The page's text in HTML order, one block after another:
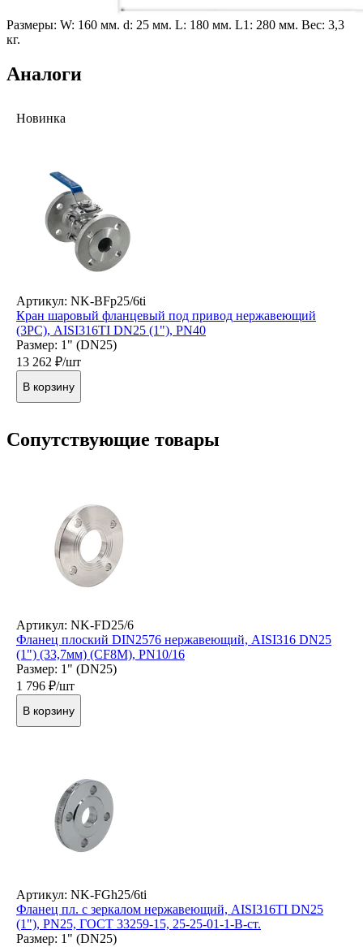
Размеры: W: 160 мм. d: 25 мм. L: 180 мм. L1: 280 мм. Вес: 3,3
кг.
Аналоги
Новинка
Артикул: NK-BFp25/6ti
Кран шаровый фланцевый под привод нержавеющий
(3PC), AISI316TI DN25 (1"), PN40
Размер: 1" (DN25)
13 262 ₽/шт
В корзину
Cопутствующие товары
Артикул: NK-FD25/6
Фланец плоский DIN2576 нержавеющий, AISI316 DN25
(1") (33,7мм) (CF8M), РN10/16
Размер: 1" (DN25)
1 796 ₽/шт
В корзину
Артикул: NK-FGh25/6ti
Фланец пл. с зеркалом нержавеющий, AISI316TI DN25
(1"), РN25, ГОСТ 33259-15, 25-25-01-1-В-ст.
Размер: 1" (DN25)